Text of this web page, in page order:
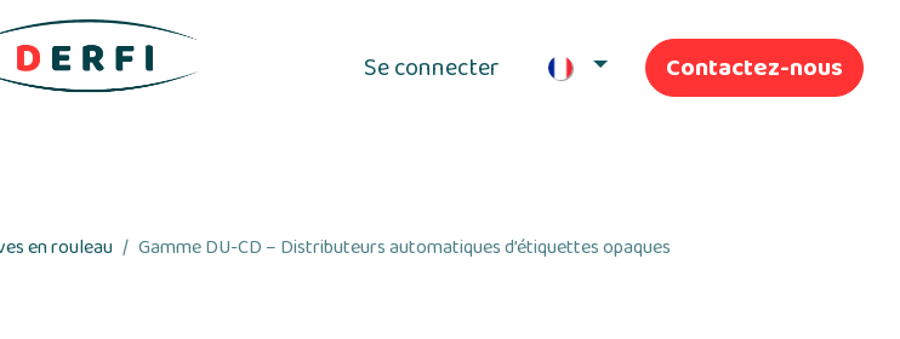
Se connecter Contactez-nous
en rouleau Gamme DU-CD – Distributeurs automatiques d’étiquettes opaques